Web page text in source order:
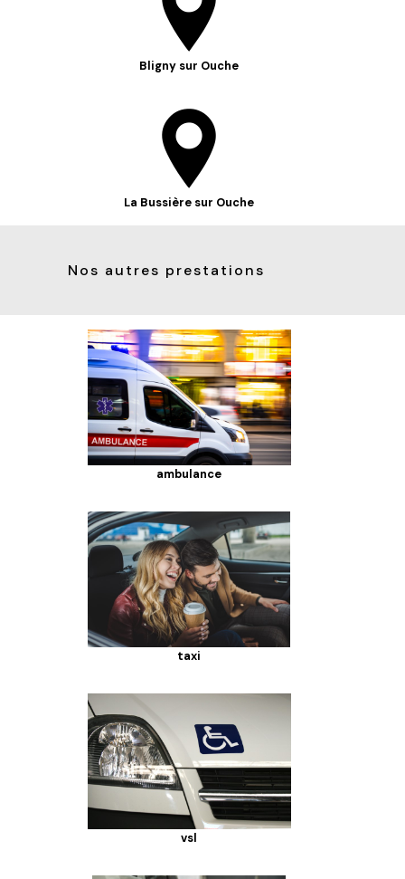
Bligny sur Ouche
La Bussière sur Ouche
Nos autres prestations
ambulance
taxi
vsl